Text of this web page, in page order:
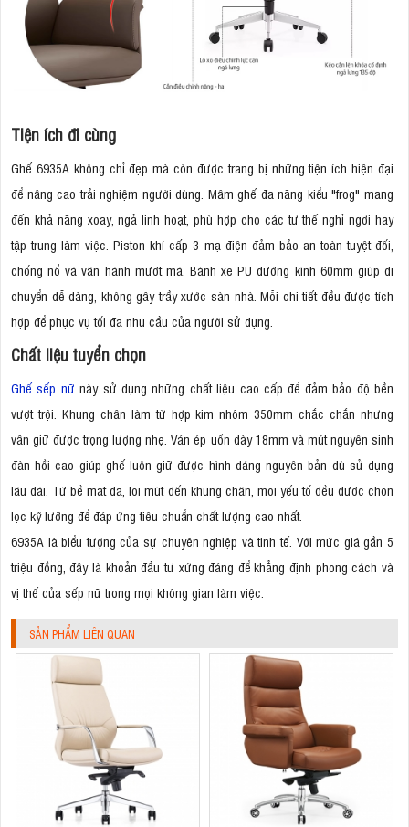
Tiện ích đi cùng
Ghế 6935A không chỉ đẹp mà còn được trang bị những tiện ích hiện đại
để nâng cao trải nghiệm người dùng. Mâm ghế đa năng kiểu "frog" mang
đến khả năng xoay, ngả linh hoạt, phù hợp cho các tư thế nghỉ ngơi hay
tập trung làm việc. Piston khí cấp 3 mạ điện đảm bảo an toàn tuyệt đối,
chống nổ và vận hành mượt mà. Bánh xe PU đường kính 60mm giúp di
chuyển dễ dàng, không gây trầy xước sàn nhà. Mỗi chi tiết đều được tích
hợp để phục vụ tối đa nhu cầu của người sử dụng.
Chất liệu tuyển chọn
Ghế sếp nữ này sử dụng những chất liệu cao cấp để đảm bảo độ bền
vượt trội. Khung chân làm từ hợp kim nhôm 350mm chắc chắn nhưng
vẫn giữ được trọng lượng nhẹ. Ván ép uốn dày 18mm và mút nguyên sinh
đàn hồi cao giúp ghế luôn giữ được hình dáng nguyên bản dù sử dụng
lâu dài. Từ bề mặt da, lõi mút đến khung chân, mọi yếu tố đều được chọn
lọc kỹ lưỡng để đáp ứng tiêu chuẩn chất lượng cao nhất.
6935A là biểu tượng của sự chuyên nghiệp và tinh tế. Với mức giá gần 5
triệu đồng, đây là khoản đầu tư xứng đáng để khẳng định phong cách và
vị thế của sếp nữ trong mọi không gian làm việc.
SẢN PHẨM LIÊN QUAN